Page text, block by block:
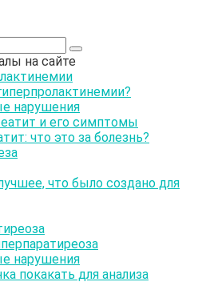
на сайте
нарушения
что это за болезнь?
что было создано для
нарушения
покакать для анализа